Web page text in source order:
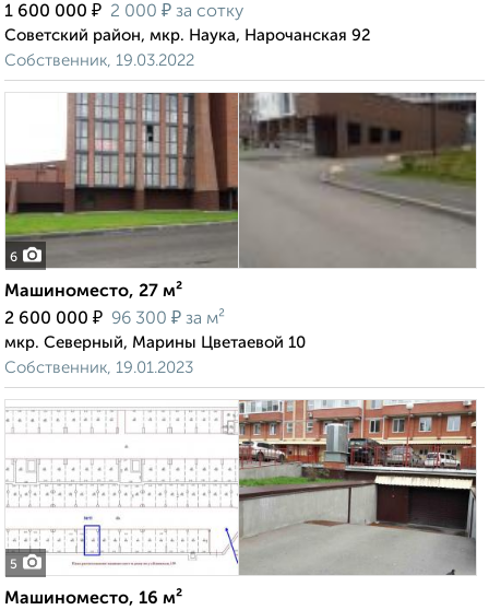
1 600 000 ₽ 2 000 ₽ за сотку
Советский район, мкр. Наука, Нарочанская 92
Собственник, 19.03.2022
6
Машиноместо, 27 м²
2 600 000 ₽ 96 300 ₽ за м²
мкр. Северный, Марины Цветаевой 10
Собственник, 19.01.2023
5
Машиноместо, 16 м²